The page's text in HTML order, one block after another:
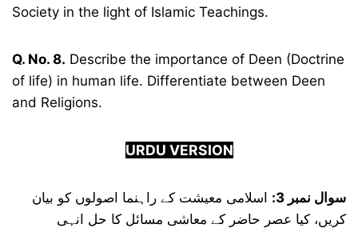
Society in the light of Islamic Teachings.
Q. No. 8. Describe the importance of Deen (Doctrine
of life) in human life. Differentiate between Deen
and Religions.
URDU VERSION
سوال نمبر 3:
اسلامی معیشت کے راہنما اصولوں کو بیان
کریں، کیا عصر حاضر کے معاشی مسائل کا حل انہی